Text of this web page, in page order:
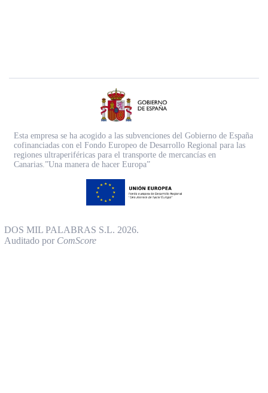
Esta empresa se ha acogido a las subvenciones del Gobierno de España
cofinanciadas con el Fondo Europeo de Desarrollo Regional para las
regiones ultraperiféricas para el transporte de mercancías en
Canarias.”Una manera de hacer Europa”
DOS MIL PALABRAS S.L. 2026.
Auditado por ComScore